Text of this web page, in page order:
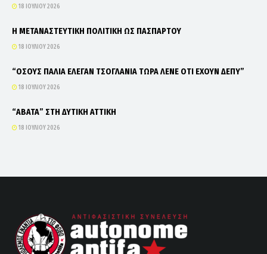
18 ΙΟΥΛΊΟΥ 2026
Η ΜΕΤΑΝΑΣΤΕΥΤΙΚΗ ΠΟΛΙΤΙΚΗ ΩΣ ΠΑΣΠΑΡΤΟΥ
18 ΙΟΥΛΊΟΥ 2026
“ΟΣΟΥΣ ΠΑΛΙΑ ΕΛΕΓΑΝ ΤΣΟΓΛΑΝΙΑ ΤΩΡΑ ΛΕΝΕ ΟΤΙ ΕΧΟΥΝ ΔΕΠΥ”
18 ΙΟΥΛΊΟΥ 2026
“ΑΒΑΤΑ” ΣΤΗ ΔΥΤΙΚΗ ΑΤΤΙΚΗ
18 ΙΟΥΛΊΟΥ 2026